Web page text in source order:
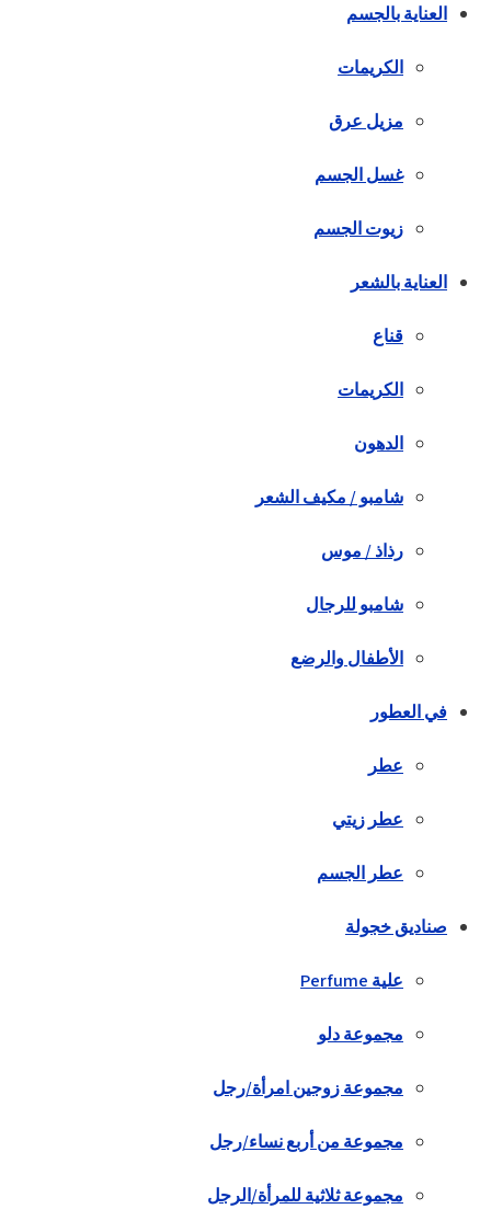
العناية بالجسم
الكريمات
مزيل عرق
غسل الجسم
زيوت الجسم
العناية بالشعر
قناع
الكريمات
الدهون
شامبو / مكيف الشعر
رذاذ / موس
شامبو للرجال
الأطفال والرضع
في العطور
عطر
عطر زيتي
عطر الجسم
صناديق خجولة
علية Perfume
مجموعة دلو
مجموعة زوجين امرأة/رجل
مجموعة من أربع نساء/رجل
مجموعة ثلاثية للمرأة/الرجل